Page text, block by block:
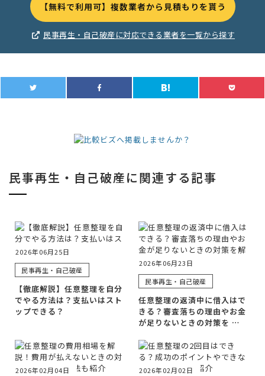
【無料で利用可】複数業者から見積もりを貰う
民事再生・自己破産に対応できる業者を一覧から探す
民事再生・自己破産に関連する記事
2026年06月25日
民事再生・自己破産
【徹底解説】任意整理を自分
でやる方法は？支払いはスト
ップできる？
2026年06月23日
民事再生・自己破産
任意整理の返済中に借入はで
きる？審査落ちの理由やお金
が足りないときの対策を …
2026年02月04日
2026年02月02日